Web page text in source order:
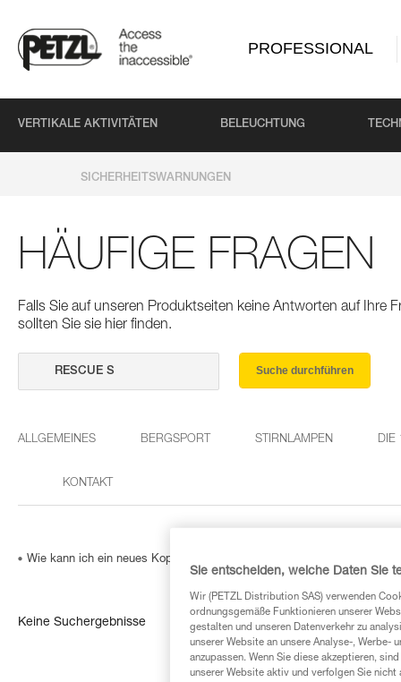
PROFESSIONAL
VERTIKALE AKTIVITÄTEN BELEUCHTUNG
SICHERHEITSWARNUNGEN
HÄUFIGE FRAGEN
Falls Sie auf unseren Produktseiten keine Antworten auf Ihre
sollten Sie sie hier finden.
Suche durchführen
ALLGEMEINES BERGSPORT STIRNLAMPEN DIE
KONTAKT
Wie kann ich ein neues Kopfband bestellen?
Keine Suchergebnisse
Sie entscheiden, welche Daten Sie
Wir (PETZL Distribution SAS) verwenden
ordnungsgemäße Funktionieren unserer
gestalten und unseren Datenverkehr zu
unserer Website an unsere Analyse-, Werbe-
anzupassen. Wenn Sie diese akzeptieren,
unserer Website aktiv und verfolgen Sie